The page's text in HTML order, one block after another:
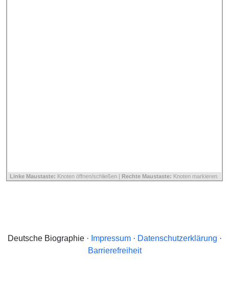
Linke Maustaste: Knoten öffnen/schließen | Rechte Maustaste: Knoten markieren
Deutsche Biographie · Impressum· Datenschutzerklärung ·
Barrierefreiheit